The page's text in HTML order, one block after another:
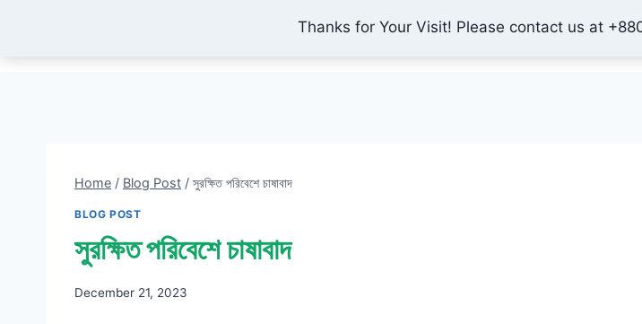
Thanks for Your Visit! Please contact us at
IONEX AGRO TECHNOLOGY Home Shop About Us
Home / Blog Post / সুরক্ষিত পরিবেশে চাষাবাদ
BLOG POST
সুরক্ষিত পরিবেশে চাষাবাদ
December 21, 2023